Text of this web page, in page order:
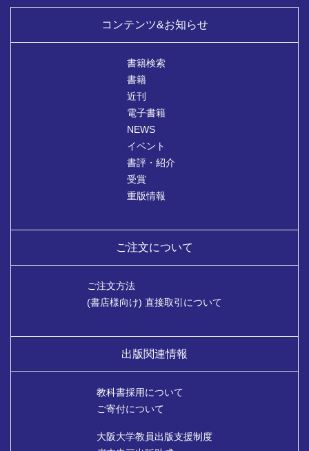
コンテンツ&お知らせ
書籍検索
書籍
近刊
電子書籍
NEWS
イベント
書評・紹介
受賞
重版情報
ご注文について
ご注文方法
(書店様向け) 直接取引について
出版関連情報
教科書採用について
ご寄付について
大阪大学教員出版支援制度